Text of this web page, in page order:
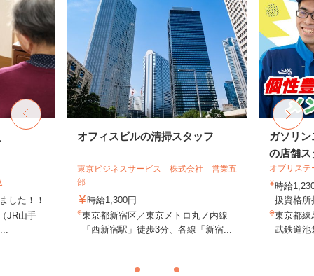
した！！
JR山手
オフィスビルの清掃スタッフ
東京ビジネスサービス 株式会社 営業五
部
時給1,300円
東京都新宿区／東京メトロ丸ノ内線
「西新宿駅」徒歩3分、各線「新宿...
ガソリ
の店舗ス
オブリス
時給
扱資格所
東京都練
武鉄道池